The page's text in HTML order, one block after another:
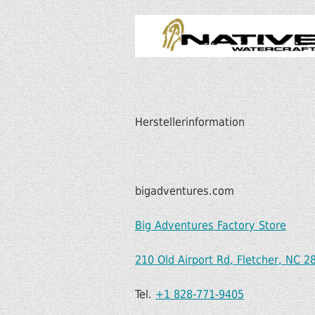
Herstellerinformation
bigadventures.com
Big Adventures Factory Store
210 Old Airport Rd, Fletcher, NC
Tel.+1 828-771-9405